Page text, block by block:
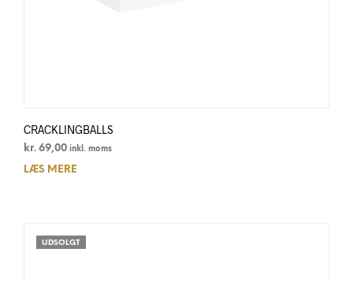
CRACKLINGBALLS
kr. 69,00 inkl. moms
LÆS MERE
UDSOLGT